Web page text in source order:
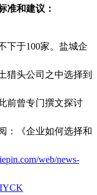
准和建议：
下于100家。盐城企
猎头公司之中选择到
前曾专门撰文探讨
：《企业如何选择和
web/news-